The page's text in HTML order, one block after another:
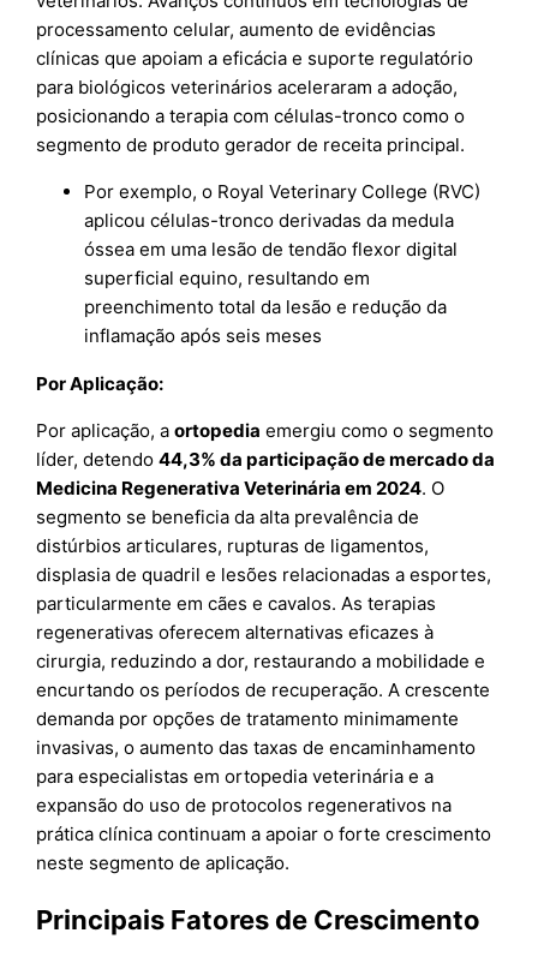
processamento celular, aumento de evidências
clínicas que apoiam a eficácia e suporte regulatório
para biológicos veterinários aceleraram a adoção,
posicionando a terapia com células-tronco como o
segmento de produto gerador de receita principal.
Por exemplo, o Royal Veterinary College (RVC)
aplicou células-tronco derivadas da medula
óssea em uma lesão de tendão flexor digital
superficial equino, resultando em
preenchimento total da lesão e redução da
inflamação após seis meses
Por Aplicação:
Por aplicação, aortopedia emergiu como o segmento
líder, detendo44,3% da participação de mercado da
Medicina Regenerativa Veterinária em 2024. O
segmento se beneficia da alta prevalência de
distúrbios articulares, rupturas de ligamentos,
displasia de quadril e lesões relacionadas a esportes,
particularmente em cães e cavalos. As terapias
regenerativas oferecem alternativas eficazes à
cirurgia, reduzindo a dor, restaurando a mobilidade e
encurtando os períodos de recuperação. A crescente
demanda por opções de tratamento minimamente
invasivas, o aumento das taxas de encaminhamento
para especialistas em ortopedia veterinária e a
expansão do uso de protocolos regenerativos na
prática clínica continuam a apoiar o forte crescimento
neste segmento de aplicação.
Principais Fatores de Crescimento